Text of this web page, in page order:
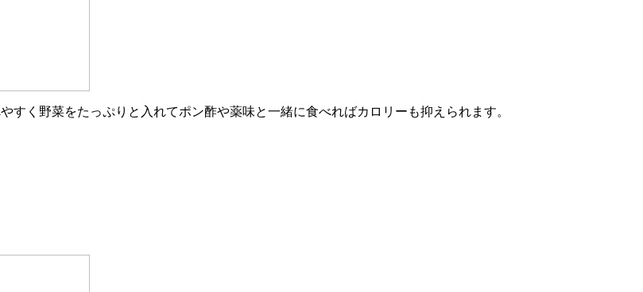
すく野菜をたっぷりと入れてポン酢や薬味と一緒に食べればカロリーも抑えられます。